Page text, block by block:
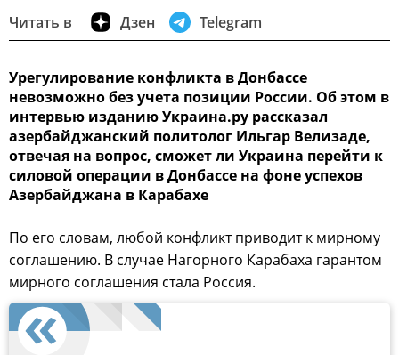
Читать в Дзен Telegram
Урегулирование конфликта в Донбассе
невозможно без учета позиции России. Об этом в
интервью изданию Украина.ру рассказал
азербайджанский политолог Ильгар Велизаде,
отвечая на вопрос, сможет ли Украина перейти к
силовой операции в Донбассе на фоне успехов
Азербайджана в Карабахе
По его словам, любой конфликт приводит к мирному
соглашению. В случае Нагорного Карабаха гарантом
мирного соглашения стала Россия.